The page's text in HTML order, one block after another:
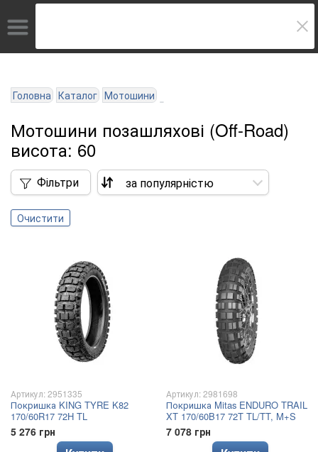
Головна Каталог Мотошини
Мотошини позашляхові (Off-Road)
висота: 60
Фільтри
Очистити
Артикул: 2951335
Покришка KING TYRE K82
170/60R17 72H TL
5 276 грн
Артикул: 2981698
Покришка Mitas ENDURO TRAIL
XT 170/60B17 72T TL/TT, M+S
7 078 грн